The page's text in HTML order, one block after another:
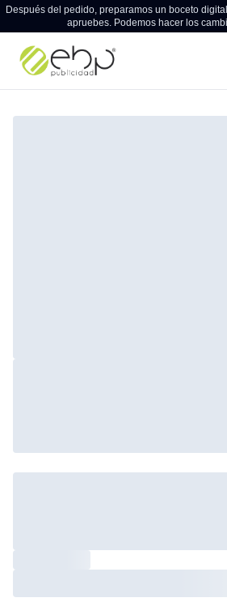
Después del pedido, preparamos un boceto
apruebes. Podemos hacer los